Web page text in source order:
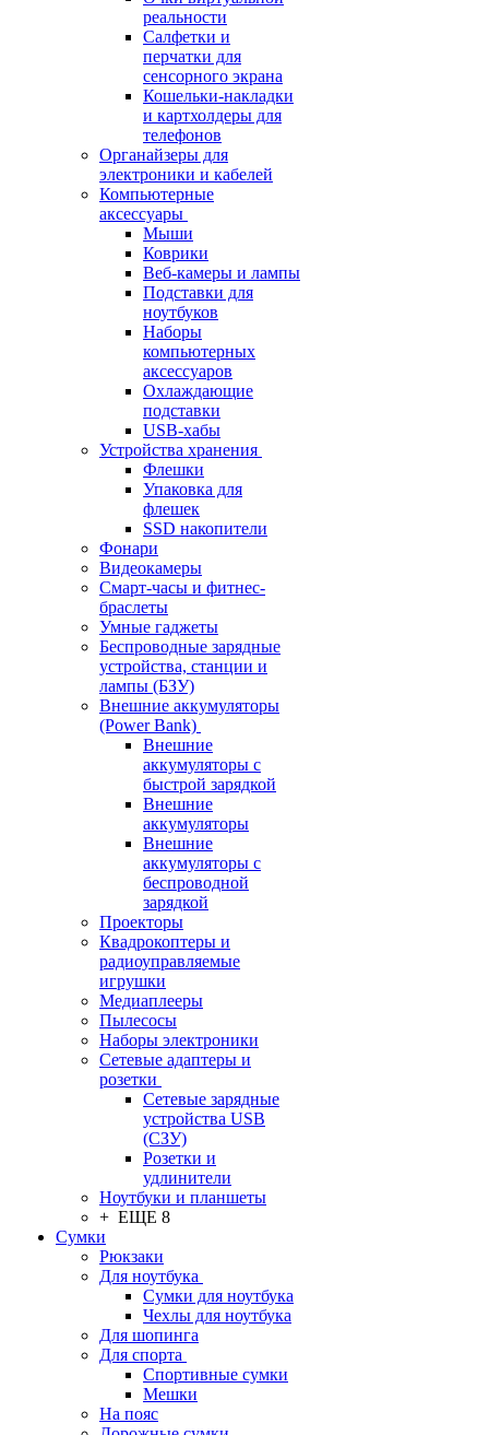
реальности
Салфетки и
перчатки для
сенсорного экрана
Кошельки-накладки
и картхолдеры для
телефонов
Органайзеры для
электроники и кабелей
Компьютерные
аксессуары
Мыши
Коврики
Веб-камеры и лампы
Подставки для
ноутбуков
Наборы
компьютерных
аксессуаров
Охлаждающие
подставки
USB-хабы
Устройства хранения
Флешки
Упаковка для
флешек
SSD накопители
Фонари
Видеокамеры
Смарт-часы и фитнес-
браслеты
Умные гаджеты
Беспроводные зарядные
устройства, станции и
лампы (БЗУ)
Внешние аккумуляторы
(Power Bank)
Внешние
аккумуляторы с
быстрой зарядкой
Внешние
аккумуляторы
Внешние
аккумуляторы с
беспроводной
зарядкой
Проекторы
Квадрокоптеры и
радиоуправляемые
игрушки
Медиаплееры
Пылесосы
Наборы электроники
Сетевые адаптеры и
розетки
Сетевые зарядные
устройства USB
(СЗУ)
Розетки и
удлинители
Ноутбуки и планшеты
+ ЕЩЕ 8
Сумки
Рюкзаки
Для ноутбука
Сумки для ноутбука
Чехлы для ноутбука
Для шопинга
Для спорта
Спортивные сумки
Мешки
На пояс